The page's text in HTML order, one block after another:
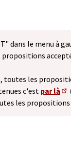
dans le menu à
dans un
, toutes les
c'est par là
les